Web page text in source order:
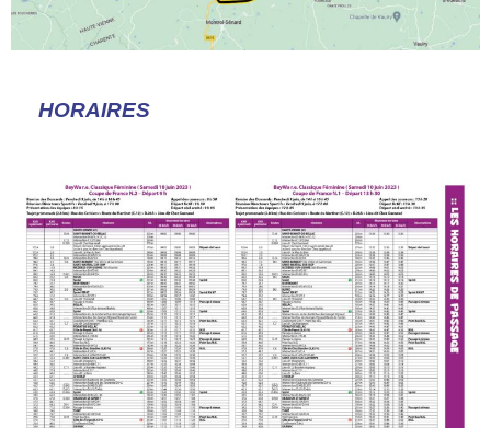
HORAIRES